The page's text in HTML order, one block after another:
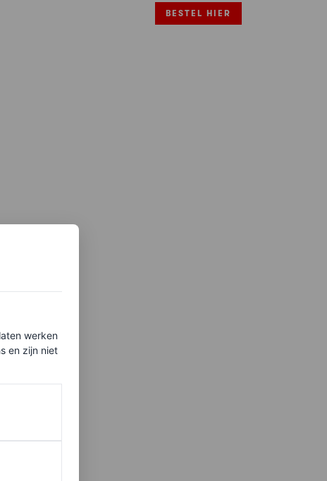
BESTEL HIER
werken
en zijn niet